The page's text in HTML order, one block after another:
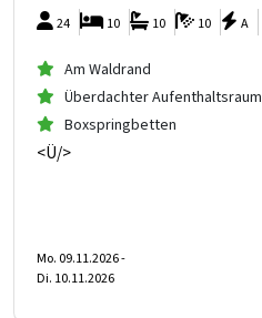
24 10
10 A
10
Am Waldrand
Überdachter Aufenthaltsraum
Boxspringbetten
<Ü/>
Mo. 09.11.2026 -
Di. 10.11.2026